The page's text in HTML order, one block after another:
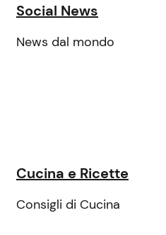
Social News
News dal mondo
Cucina e Ricette
Consigli di Cucina